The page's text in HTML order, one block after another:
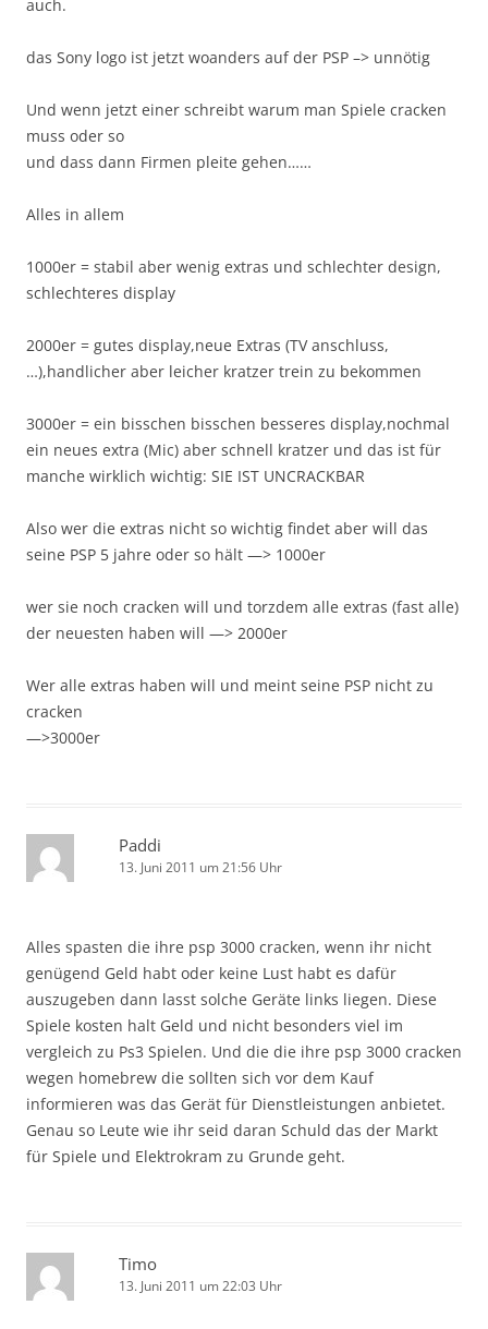
auch.
das Sony logo ist jetzt woanders auf der PSP –> unnötig
Und wenn jetzt einer schreibt warum man Spiele cracken
muss oder so
und dass dann Firmen pleite gehen……
Alles in allem
1000er = stabil aber wenig extras und schlechter design,
schlechteres display
2000er = gutes display,neue Extras (TV anschluss,
…),handlicher aber leicher kratzer trein zu bekommen
3000er = ein bisschen bisschen besseres display,nochmal
ein neues extra (Mic) aber schnell kratzer und das ist für
manche wirklich wichtig: SIE IST UNCRACKBAR
Also wer die extras nicht so wichtig findet aber will das
seine PSP 5 jahre oder so hält —> 1000er
wer sie noch cracken will und torzdem alle extras (fast alle)
der neuesten haben will —> 2000er
Wer alle extras haben will und meint seine PSP nicht zu
cracken
—>3000er
Paddi
13. Juni 2011 um 21:56 Uhr
Alles spasten die ihre psp 3000 cracken, wenn ihr nicht
genügend Geld habt oder keine Lust habt es dafür
auszugeben dann lasst solche Geräte links liegen. Diese
Spiele kosten halt Geld und nicht besonders viel im
vergleich zu Ps3 Spielen. Und die die ihre psp 3000 cracken
wegen homebrew die sollten sich vor dem Kauf
informieren was das Gerät für Dienstleistungen anbietet.
Genau so Leute wie ihr seid daran Schuld das der Markt
für Spiele und Elektrokram zu Grunde geht.
Timo
13. Juni 2011 um 22:03 Uhr